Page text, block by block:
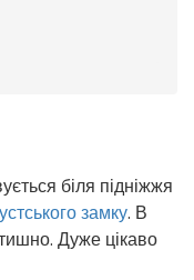
біля підніжжя
замку. В
Дуже цікаво